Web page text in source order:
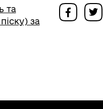
та
за